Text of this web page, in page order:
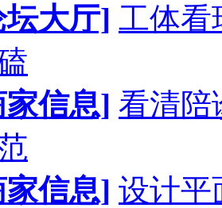
大厅] 工体看
信息] 看清陪
信息] 设计平